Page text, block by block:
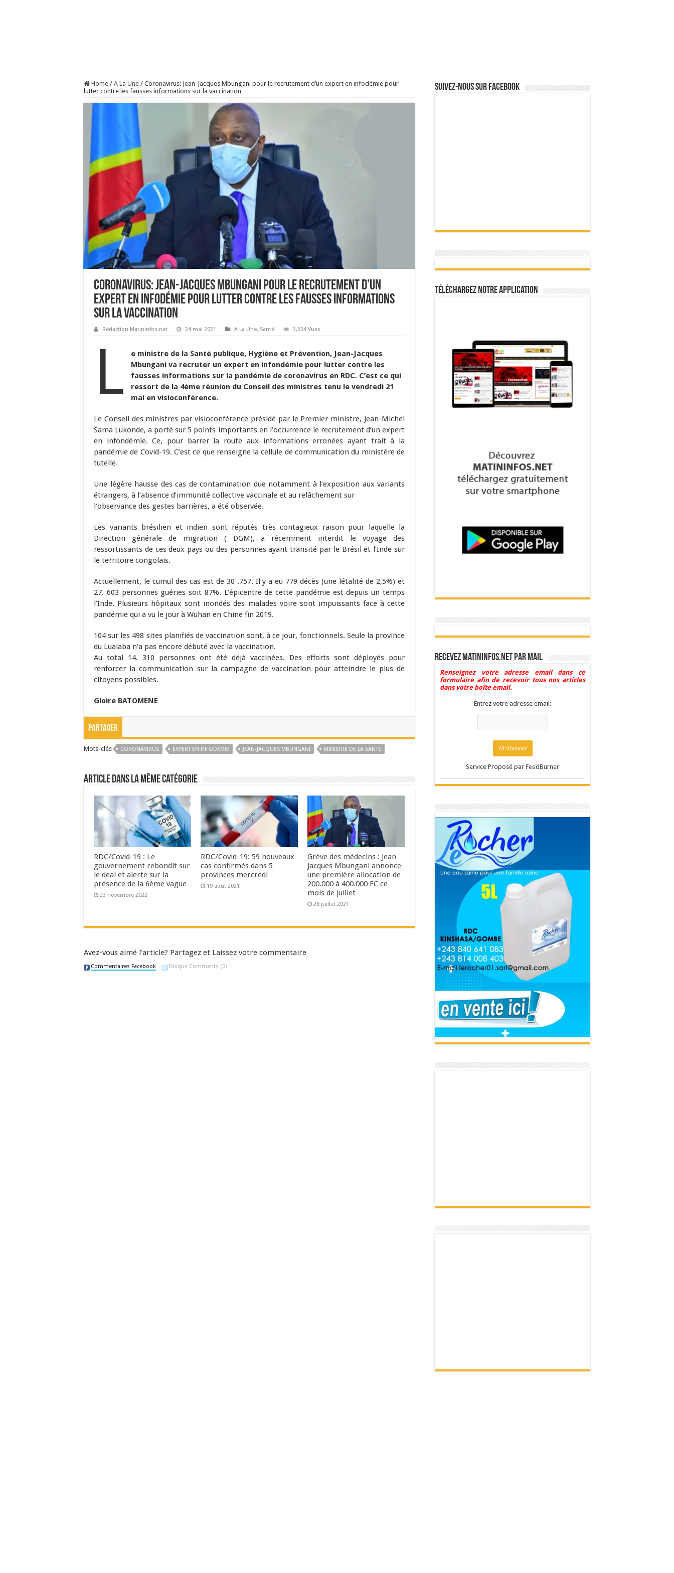
Home / A La Une / Coronavirus: Jean-Jacques Mbungani pour le recrutement d’un expert en infodémie pour
lutter contre les fausses informations sur la vaccination
Coronavirus: Jean-Jacques Mbungani pour le recrutement d’un
expert en infodémie pour lutter contre les fausses informations
sur la vaccination
Rédaction Matininfos.net 24 mai 2021 A La Une, Santé 3,334 Vues
L
e ministre de la Santé publique, Hygiène et Prévention, Jean-Jacques
Mbungani va recruter un expert en infondémie pour lutter contre les
fausses informations sur la pandémie de coronavirus en RDC. C’est ce qui
ressort de la 4ème réunion du Conseil des ministres tenu le vendredi 21
mai en visioconférence.
Le Conseil des ministres par visioconférence présidé par le Premier ministre, Jean-Michel
Sama Lukonde, a porté sur 5 points importants en l’occurrence le recrutement d’un expert
en infondémie. Ce, pour barrer la route aux informations erronées ayant trait à la
pandémie de Covid-19. C’est ce que renseigne la cellule de communication du ministère de
tutelle.
Une légère hausse des cas de contamination due notamment à l’exposition aux variants
étrangers, à l’absence d’immunité collective vaccinale et au relâchement sur
l’observance des gestes barrières, a été observée.
Les variants brésilien et indien sont réputés très contagieux raison pour laquelle la
Direction générale de migration ( DGM), a récemment interdit le voyage des
ressortissants de ces deux pays ou des personnes ayant transité par le Brésil et l’Inde sur
le territoire congolais.
Actuellement, le cumul des cas est de 30 .757. Il y a eu 779 décès (une létalité de 2,5%) et
27. 603 personnes guéries soit 87%. L’épicentre de cette pandémie est depuis un temps
l’Inde. Plusieurs hôpitaux sont inondés des malades voire sont impuissants face à cette
pandémie qui a vu le jour à Wuhan en Chine fin 2019.
104 sur les 498 sites planifiés de vaccination sont, à ce jour, fonctionnels. Seule la province
du Lualaba n’a pas encore débuté avec la vaccination.
Au total 14. 310 personnes ont été déjà vaccinées. Des efforts sont déployés pour
renforcer la communication sur la campagne de vaccination pour atteindre le plus de
citoyens possibles.
Gloire BATOMENE
Partager
Mots-clés CORONAVIRUS EXPERT EN INFODÉMIE JEAN-JACQUES MBUNGANI MINISTRE DE LA SANTÉ
Article dans la même catégorie
RDC/Covid-19 : Le
gouvernement rebondit sur
le deal et alerte sur la
présence de la 6ème vague
23 novembre 2022
RDC/Covid-19: 59 nouveaux
cas confirmés dans 5
provinces mercredi
19 août 2021
Grève des médecins : Jean
Jacques Mbungani annonce
une première allocation de
200.000 à 400.000 FC ce
mois de juillet
28 juillet 2021
Avez-vous aimé l'article? Partagez et Laissez votre commentaire
Commentaires Facebook Disqus Comments (0)
Suivez-nous sur Facebook
Téléchargez notre Application
Recevez Matininfos.net par mail
Renseignez votre adresse email dans ce
formulaire afin de recevoir tous nos articles
dans votre boîte email.
Entrez votre adresse email:
Service Proposé par FeedBurner